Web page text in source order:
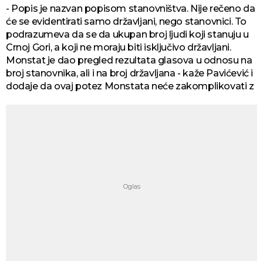
- Popis je nazvan popisom stanovništva. Nije rečeno da
će se evidentirati samo državljani, nego stanovnici. To
podrazumeva da se da ukupan broj ljudi koji stanuju u
Crnoj Gori, a koji ne moraju biti isključivo državljani.
Monstat je dao pregled rezultata glasova u odnosu na
broj stanovnika, ali i na broj državljana - kaže Pavićević i
dodaje da ovaj potez Monstata neće zakomplikovati z